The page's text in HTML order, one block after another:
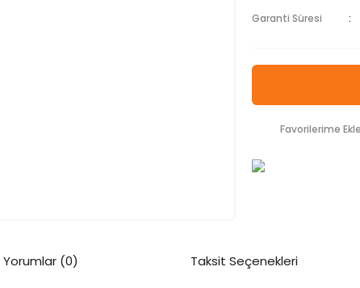
Garanti Süresi
Yorumlar (0) Taksit Seçenekleri